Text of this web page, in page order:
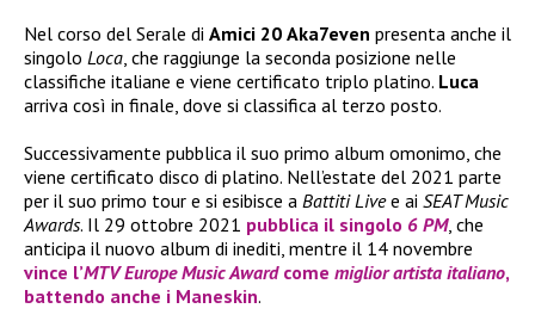
Nel corso del Serale di Amici 20 Aka7even presenta anche il
singolo Loca, che raggiunge la seconda posizione nelle
classifiche italiane e viene certificato triplo platino. Luca
arriva così in finale, dove si classifica al terzo posto.
Successivamente pubblica il suo primo album omonimo, che
viene certificato disco di platino. Nell’estate del 2021 parte
per il suo primo tour e si esibisce a Battiti Livee ai SEAT Music
Awards. Il 29 ottobre 2021 pubblica il singolo 6 PM, che
anticipa il nuovo album di inediti, mentre il 14 novembre
vince l’MTV Europe Music Awardcome miglior artista italiano,
battendo anche i Maneskin.